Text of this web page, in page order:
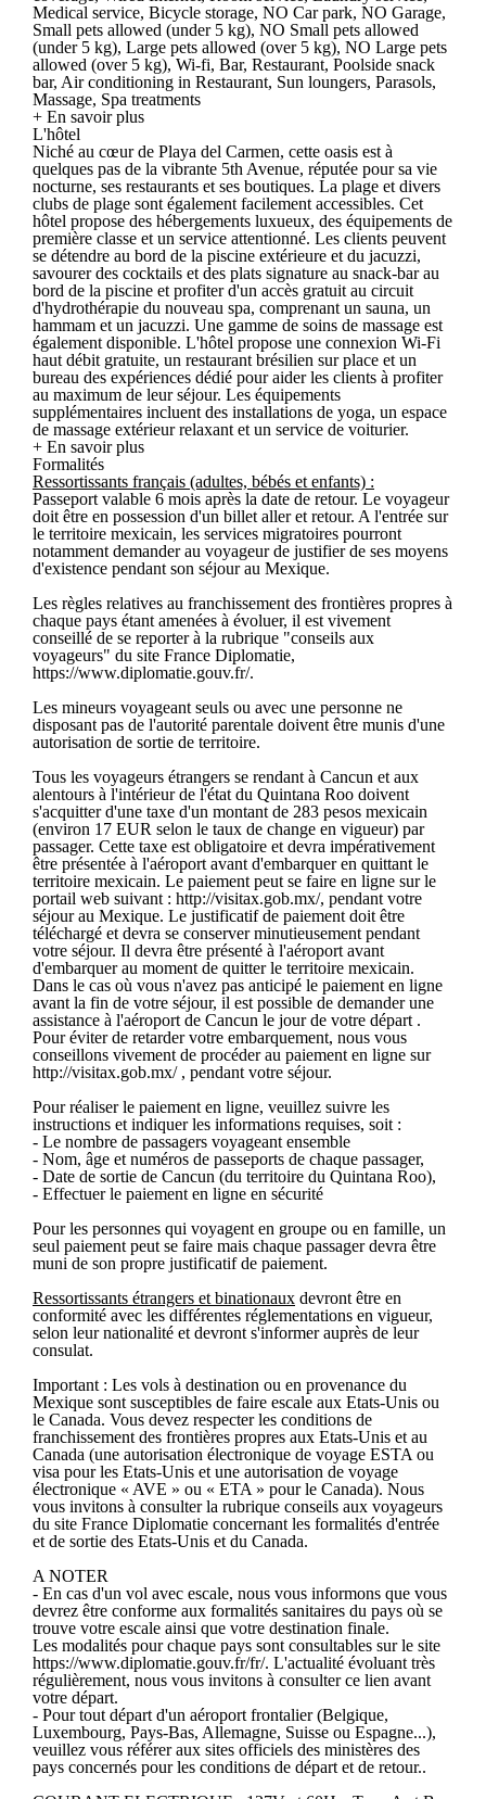
Medical service, Bicycle storage, NO Car park, NO Garage,
Small pets allowed (under 5 kg), NO Small pets allowed
(under 5 kg), Large pets allowed (over 5 kg), NO Large pets
allowed (over 5 kg), Wi-fi, Bar, Restaurant, Poolside snack
bar, Air conditioning in Restaurant, Sun loungers, Parasols,
Massage, Spa treatments
+ En savoir plus
L'hôtel
Niché au cœur de Playa del Carmen, cette oasis est à
quelques pas de la vibrante 5th Avenue, réputée pour sa vie
nocturne, ses restaurants et ses boutiques. La plage et divers
clubs de plage sont également facilement accessibles. Cet
hôtel propose des hébergements luxueux, des équipements de
première classe et un service attentionné. Les clients peuvent
se détendre au bord de la piscine extérieure et du jacuzzi,
savourer des cocktails et des plats signature au snack-bar au
bord de la piscine et profiter d'un accès gratuit au circuit
d'hydrothérapie du nouveau spa, comprenant un sauna, un
hammam et un jacuzzi. Une gamme de soins de massage est
également disponible. L'hôtel propose une connexion Wi-Fi
haut débit gratuite, un restaurant brésilien sur place et un
bureau des expériences dédié pour aider les clients à profiter
au maximum de leur séjour. Les équipements
supplémentaires incluent des installations de yoga, un espace
de massage extérieur relaxant et un service de voiturier.
+ En savoir plus
Formalités
Ressortissants français (adultes, bébés et enfants) :
Passeport valable 6 mois après la date de retour. Le voyageur
doit être en possession d'un billet aller et retour. A l'entrée sur
le territoire mexicain, les services migratoires pourront
notamment demander au voyageur de justifier de ses moyens
d'existence pendant son séjour au Mexique.
Les règles relatives au franchissement des frontières propres à
chaque pays étant amenées à évoluer, il est vivement
conseillé de se reporter à la rubrique "conseils aux
voyageurs" du site France Diplomatie,
https://www.diplomatie.gouv.fr/.
Les mineurs voyageant seuls ou avec une personne ne
disposant pas de l'autorité parentale doivent être munis d'une
autorisation de sortie de territoire.
Tous les voyageurs étrangers se rendant à Cancun et aux
alentours à l'intérieur de l'état du Quintana Roo doivent
s'acquitter d'une taxe d'un montant de 283 pesos mexicain
(environ 17 EUR selon le taux de change en vigueur) par
passager. Cette taxe est obligatoire et devra impérativement
être présentée à l'aéroport avant d'embarquer en quittant le
territoire mexicain. Le paiement peut se faire en ligne sur le
portail web suivant : http://visitax.gob.mx/, pendant votre
séjour au Mexique. Le justificatif de paiement doit être
téléchargé et devra se conserver minutieusement pendant
votre séjour. Il devra être présenté à l'aéroport avant
d'embarquer au moment de quitter le territoire mexicain.
Dans le cas où vous n'avez pas anticipé le paiement en ligne
avant la fin de votre séjour, il est possible de demander une
assistance à l'aéroport de Cancun le jour de votre départ .
Pour éviter de retarder votre embarquement, nous vous
conseillons vivement de procéder au paiement en ligne sur
http://visitax.gob.mx/ , pendant votre séjour.
Pour réaliser le paiement en ligne, veuillez suivre les
instructions et indiquer les informations requises, soit :
- Le nombre de passagers voyageant ensemble
- Nom, âge et numéros de passeports de chaque passager,
- Date de sortie de Cancun (du territoire du Quintana Roo),
- Effectuer le paiement en ligne en sécurité
Pour les personnes qui voyagent en groupe ou en famille, un
seul paiement peut se faire mais chaque passager devra être
muni de son propre justificatif de paiement.
Ressortissants étrangers et binationaux devront être en
conformité avec les différentes réglementations en vigueur,
selon leur nationalité et devront s'informer auprès de leur
consulat.
Important : Les vols à destination ou en provenance du
Mexique sont susceptibles de faire escale aux Etats-Unis ou
le Canada. Vous devez respecter les conditions de
franchissement des frontières propres aux Etats-Unis et au
Canada (une autorisation électronique de voyage ESTA ou
visa pour les Etats-Unis et une autorisation de voyage
électronique « AVE » ou « ETA » pour le Canada). Nous
vous invitons à consulter la rubrique conseils aux voyageurs
du site France Diplomatie concernant les formalités d'entrée
et de sortie des Etats-Unis et du Canada.
A NOTER
- En cas d'un vol avec escale, nous vous informons que vous
devrez être conforme aux formalités sanitaires du pays où se
trouve votre escale ainsi que votre destination finale.
Les modalités pour chaque pays sont consultables sur le site
https://www.diplomatie.gouv.fr/fr/. L'actualité évoluant très
régulièrement, nous vous invitons à consulter ce lien avant
votre départ.
- Pour tout départ d'un aéroport frontalier (Belgique,
Luxembourg, Pays-Bas, Allemagne, Suisse ou Espagne...),
veuillez vous référer aux sites officiels des ministères des
pays concernés pour les conditions de départ et de retour..